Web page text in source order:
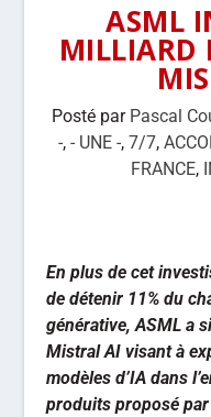
ASML
MILLIARD
Posté par Pascal
-, - UNE -, 7/7,
FRANCE,
En plus de cet
de détenir 11% du
générative, ASML a
Mistral AI visant à
modèles d’IA dans
produits proposé